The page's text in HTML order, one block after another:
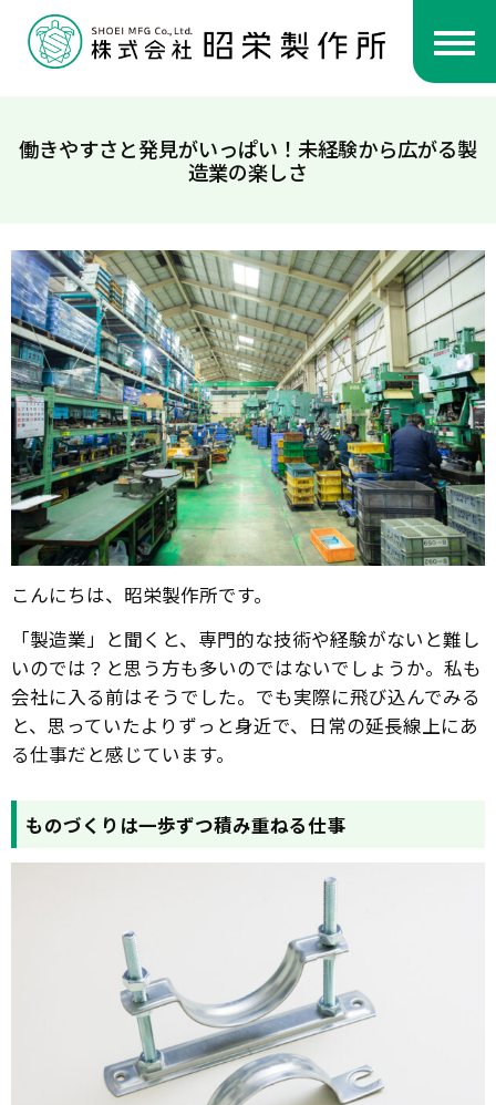
働きやすさと発見がいっぱい！未経験から広がる製
造業の楽しさ
こんにちは、昭栄製作所です。
「製造業」と聞くと、専門的な技術や経験がないと難し
いのでは？と思う方も多いのではないでしょうか。私も
会社に入る前はそうでした。でも実際に飛び込んでみる
と、思っていたよりずっと身近で、日常の延長線上にあ
る仕事だと感じています。
ものづくりは一歩ずつ積み重ねる仕事